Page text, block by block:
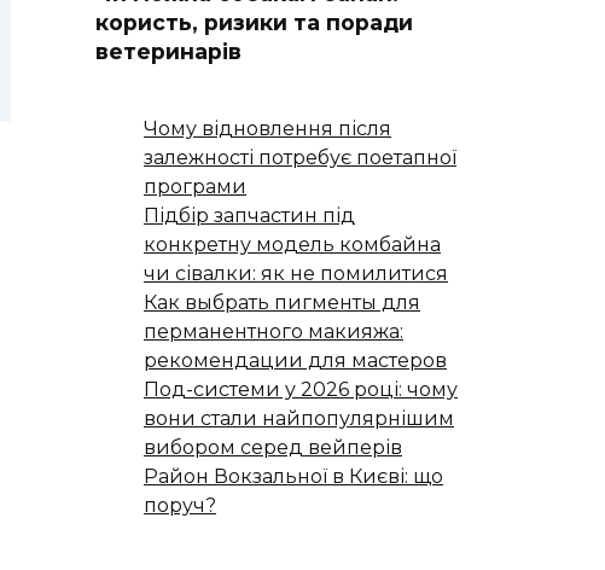
користь, ризики та поради
ветеринарів
Чому відновлення після
залежності потребує поетапної
програми
Підбір запчастин під
конкретну модель комбайна
чи сівалки: як не помилитися
Как выбрать пигменты для
перманентного макияжа:
рекомендации для мастеров
Под-системи у 2026 році: чому
вони стали найпопулярнішим
вибором серед вейперів
Район Вокзальної в Києві: що
поруч?